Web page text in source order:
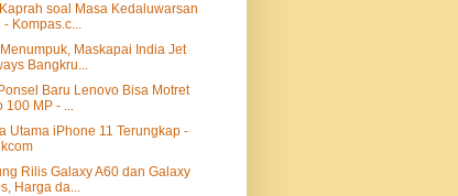
soal Masa Kedaluwarsan
- Kompas.c...
Maskapai India Jet
Bangkru...
Baru Lenovo Bisa Motret
100 MP - ...
Utama iPhone 11 Terungkap -
Rilis Galaxy A60 dan Galaxy
Harga da...